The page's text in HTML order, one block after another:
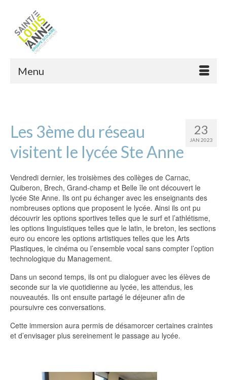
Menu
23
JAN 2023
Les 3ème du réseau
visitent le lycée Ste Anne
Vendredi dernier, les troisièmes des collèges de Carnac,
Quiberon, Brech, Grand-champ et Belle île ont découvert le
lycée Ste Anne. Ils ont pu échanger avec les enseignants des
nombreuses options que proposent le lycée. Ainsi ils ont pu
découvrir les options sportives telles que le surf et l’athlétisme,
les options linguistiques telles que le latin, le breton, les sections
euro ou encore les options artistiques telles que les Arts
Plastiques, le cinéma ou l’ensemble vocal sans compter l’option
technologique du Management.
Dans un second temps, ils ont pu dialoguer avec les élèves de
seconde sur la vie quotidienne au lycée, les attendus, les
nouveautés. Ils ont ensuite partagé le déjeuner afin de
poursuivre ces conversations.
Cette immersion aura permis de désamorcer certaines craintes
et d’envisager plus sereinement le passage au lycée.